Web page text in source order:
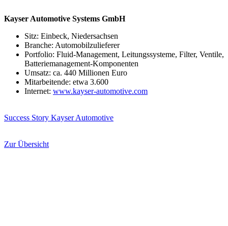
Kayser Automotive Systems GmbH
Sitz: Einbeck, Niedersachsen
Branche: Automobilzulieferer
Portfolio: Fluid-Management, Leitungssysteme, Filter, Ventile,
Batteriemanagement-Komponenten
Umsatz: ca. 440 Millionen Euro
Mitarbeitende: etwa 3.600
Internet: www.kayser-automotive.com
Success Story Kayser Automotive
Zur Übersicht